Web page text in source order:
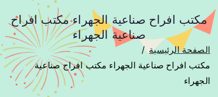
مكتب افراح صناعية الجهراء مكتب افراح
صناعية الجهراء
الصفحة الرئيسية
مكتب افراح صناعية الجهراء مكتب افراح صناعية
الجهراء